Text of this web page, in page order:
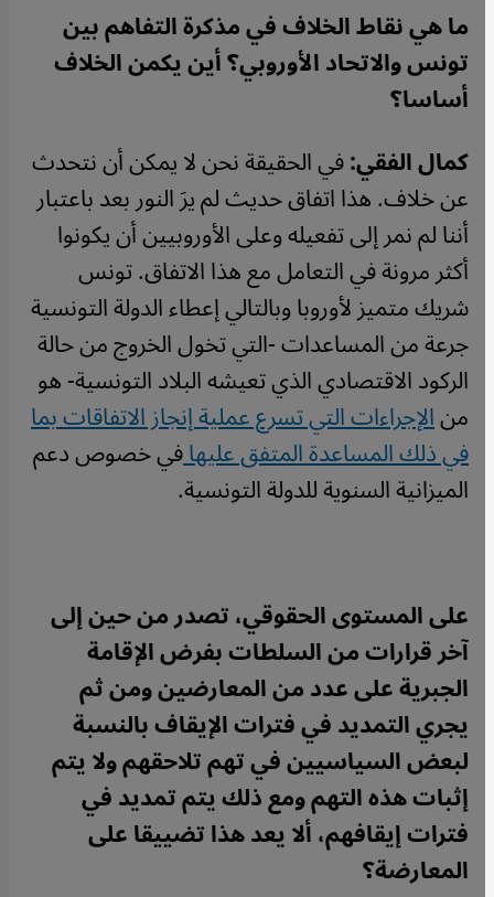
ما هي نقاط الخلاف في مذكرة التفاهم بين
تونس والاتحاد الأوروبي؟ أين يكمن الخلاف
أساسا؟
كمال الفقي:في الحقيقة نحن لا يمكن أن نتحدث
عن خلاف. هذا اتفاق حديث لم يرَ النور بعد باعتبار
أننا لم نمر إلى تفعيله وعلى الأوروبيين أن يكونوا
أكثر مرونة في التعامل مع هذا الاتفاق. تونس
شريك متميز لأوروبا وبالتالي إعطاء الدولة التونسية
جرعة من المساعدات -التي تخول الخروج من حالة
الركود الاقتصادي الذي تعيشه البلاد التونسية- هو
منالإجراءات التي تسرع عملية إنجاز الاتفاقات بما
في ذلك المساعدة المتفق عليهافي خصوص دعم
الميزانية السنوية للدولة التونسية.
على المستوى الحقوقي، تصدر من حين إلى
آخر قرارات من السلطات بفرض الإقامة
الجبرية على عدد من المعارضين ومن ثم
يجري التمديد في فترات الإيقاف بالنسبة
لبعض السياسيين في تهم تلاحقهم ولا يتم
إثبات هذه التهم ومع ذلك يتم تمديد في
فترات إيقافهم، ألا يعد هذا تضييقا على
المعارضة؟